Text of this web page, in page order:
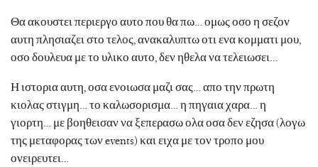
Θα ακουστει περιεργο αυτο που θα πω… ομως οσο η σεζον
αυτη πλησιαζει στο τελος, ανακαλυπτω οτι ενα κομματι μου,
οσο δουλευα με το υλικο αυτο, δεν ηθελα να τελειωσει…
Η ιστορια αυτη, οσα ενοιωσα μαζι σας… απο την πρωτη
κιολας στιγμη… το καλωσορισμα… η πηγαια χαρα… η
γιορτη… με βοηθεισαν να ξεπερασω ολα οσα δεν εζησα (λογω
της μεταφορας των events) και ειχα με τον τροπο μου
ονειρευτει…